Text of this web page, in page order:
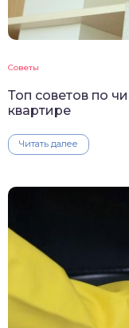
Советы
Топ советов по
квартире
Читать далее